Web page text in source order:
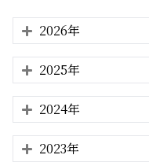
2026年
2025年
2024年
2023年